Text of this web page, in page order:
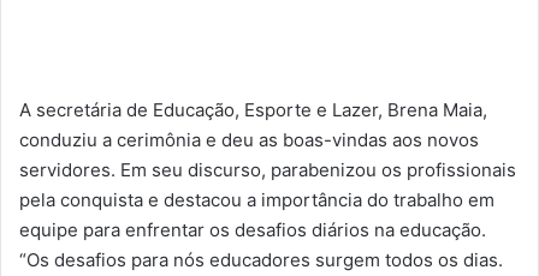
A secretária de Educação, Esporte e Lazer, Brena Maia,
conduziu a cerimônia e deu as boas-vindas aos novos
servidores. Em seu discurso, parabenizou os profissionais
pela conquista e destacou a importância do trabalho em
equipe para enfrentar os desafios diários na educação.
“Os desafios para nós educadores surgem todos os dias.